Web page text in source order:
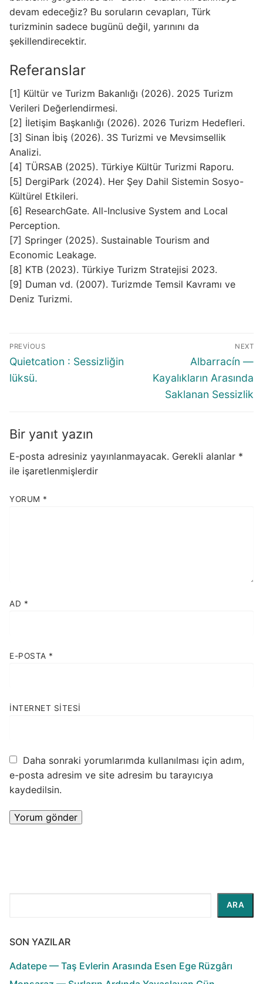
devam edeceğiz? Bu soruların cevapları, Türk
turizminin sadece bugünü değil, yarınını da
şekillendirecektir.
Referanslar
[1] Kültür ve Turizm Bakanlığı (2026). 2025 Turizm
Verileri Değerlendirmesi.
[2] İletişim Başkanlığı (2026). 2026 Turizm Hedefleri.
[3] Sinan İbiş (2026). 3S Turizmi ve Mevsimsellik
Analizi.
[4] TÜRSAB (2025). Türkiye Kültür Turizmi Raporu.
[5] DergiPark (2024). Her Şey Dahil Sistemin Sosyo-
Kültürel Etkileri.
[6] ResearchGate. All-Inclusive System and Local
Perception.
[7] Springer (2025). Sustainable Tourism and
Economic Leakage.
[8] KTB (2023). Türkiye Turizm Stratejisi 2023.
[9] Duman vd. (2007). Turizmde Temsil Kavramı ve
Deniz Turizmi.
Yazı
gezinmesi
PREVIOUS
Previous
post:
Quietcation : Sessizliğin
lüksü.
NEXT
Next
post:
Albarracín —
Kayalıkların Arasında
Saklanan Sessizlik
Bir yanıt yazın
E-posta adresiniz yayınlanmayacak. Gerekli alanlar *
ile işaretlenmişlerdir
YORUM *
AD *
E-POSTA *
İNTERNET SITESI
Daha sonraki yorumlarımda kullanılması için adım,
e-posta adresim ve site adresim bu tarayıcıya
kaydedilsin.
ARA
SON YAZILAR
Adatepe — Taş Evlerin Arasında Esen Ege Rüzgârı